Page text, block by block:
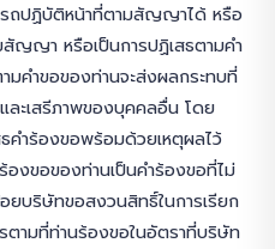
รถปฏิบัติหน้าที่ตามสัญญาได้ หรือ
ญญา หรือเป็นการปฏิเสธตามคำ
มคำขอของท่านจะส่งผลกระทบที่
ละเสรีภาพของบุคคลอื่น โดย
คำร้องขอพร้อมด้วยเหตุผลไว้
องขอของท่านเป็นคำร้องขอที่ไม่
บริษัทขอสงวนสิทธิ์ในการเรียก
รตามที่ท่านร้องขอในอัตราที่บริษัท